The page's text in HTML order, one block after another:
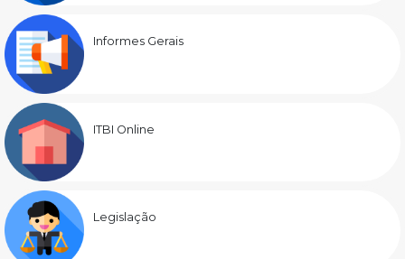
Informes Gerais
ITBI Online
Legislação